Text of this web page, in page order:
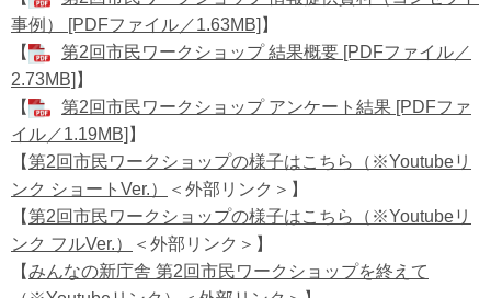
事例） [PDFファイル／1.63MB] 】
【
第2回市民ワークショップ 結果概要 [PDFファイル／
2.73MB] 】
【
第2回市民ワークショップ アンケート結果 [PDFファ
イル／1.19MB] 】
【第2回市民ワークショップの様子はこちら（※Youtubeリ
ンク ショートVer.）
＜外部リンク＞ 】
【第2回市民ワークショップの様子はこちら（※Youtubeリ
ンク フルVer.）
＜外部リンク＞ 】
【みんなの新庁舎 第2回市民ワークショップを終えて